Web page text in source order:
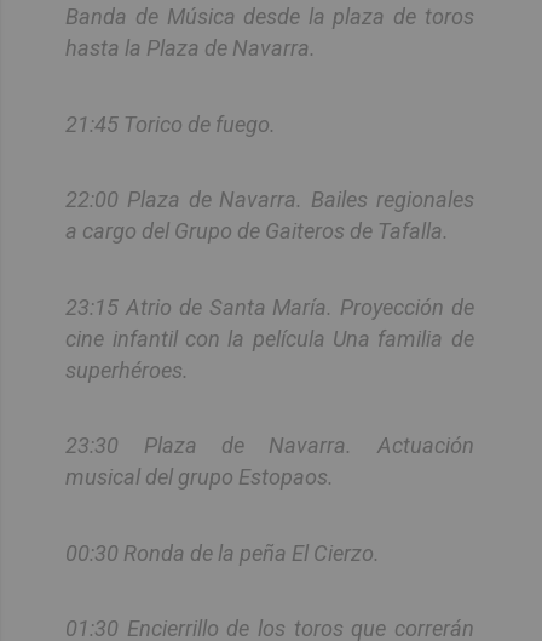
Banda de Música desde la plaza de toros
hasta la Plaza de Navarra.
21:45 Torico de fuego.
22:00 Plaza de Navarra. Bailes regionales
a cargo del Grupo de Gaiteros de Tafalla.
23:15 Atrio de Santa María. Proyección de
cine infantil con la película Una familia de
superhéroes.
23:30 Plaza de Navarra. Actuación
musical del grupo Estopaos.
00:30 Ronda de la peña El Cierzo.
01:30 Encierrillo de los toros que correrán